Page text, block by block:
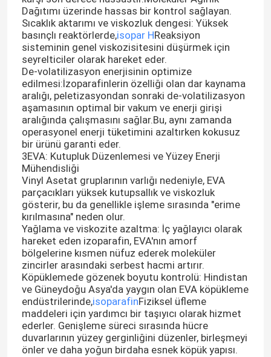
Dağıtımı üzerinde hassas bir kontrol sağlayan.
Sıcaklık aktarımı ve viskozluk dengesi: Yüksek
basınçlı reaktörlerde,isopar HReaksiyon
sisteminin genel viskozisitesini düşürmek için
seyrelticiler olarak hareket eder.
De-volatilizasyon enerjisinin optimize
edilmesi:İzoparafinlerin özelliği olan dar kaynama
aralığı, peletizasyondan sonraki de-volatilizasyon
aşamasının optimal bir vakum ve enerji girişi
aralığında çalışmasını sağlar.Bu, aynı zamanda
operasyonel enerji tüketimini azaltırken kokusuz
bir ürünü garanti eder.
3EVA: Kutupluk Düzenlemesi ve Yüzey Enerji
Mühendisliği
Vinyl Asetat gruplarının varlığı nedeniyle, EVA
parçacıkları yüksek kutupsallık ve viskozluk
gösterir, bu da genellikle işleme sırasında "erime
kırılmasına" neden olur.
Yağlama ve viskozite azaltma: İç yağlayıcı olarak
hareket eden izoparafin, EVA'nın amorf
bölgelerine kısmen nüfuz ederek moleküler
zincirler arasındaki serbest hacmi artırır.
Köpüklemede gözenek boyutu kontrolü: Hindistan
ve Güneydoğu Asya'da yaygın olan EVA köpükleme
endüstrilerinde,isoparafinFiziksel üfleme
maddeleri için yardımcı bir taşıyıcı olarak hizmet
ederler. Genişleme süreci sırasında hücre
duvarlarının yüzey gerginliğini düzenler, birleşmeyi
önler ve daha yoğun birdaha esnek köpük yapısı.